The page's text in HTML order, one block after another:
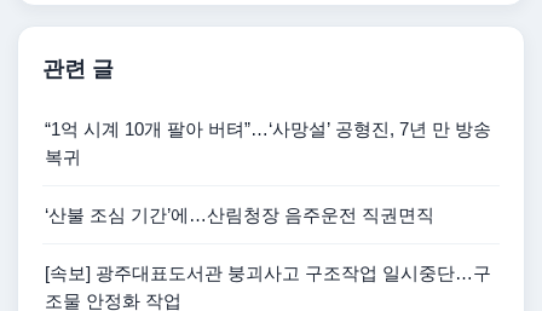
관련 글
“1억 시계 10개 팔아 버텨”…‘사망설’ 공형진, 7년 만 방송
복귀
‘산불 조심 기간’에…산림청장 음주운전 직권면직
[속보] 광주대표도서관 붕괴사고 구조작업 일시중단…구
조물 안정화 작업